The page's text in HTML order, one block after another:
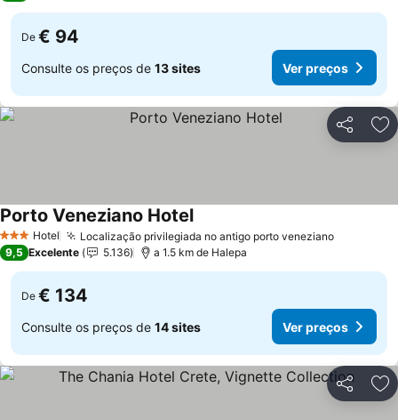
De € 94
Consulte os preços de 13 sites Ver preços
Partilhar
3 EstrelasHotel Localização privilegiada no antigo porto venezianoVer
Porto Veneziano HotelVer preços
9,5 Excelente 5.136 a 1.5 km de Halepa
De € 134
Consulte os preços de 14 sites Ver preços
Partilhar